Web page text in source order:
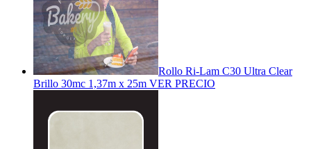
Rollo Ri-Lam C30 Ultra Clear
Brillo 30mc 1,37m x 25m VER PRECIO